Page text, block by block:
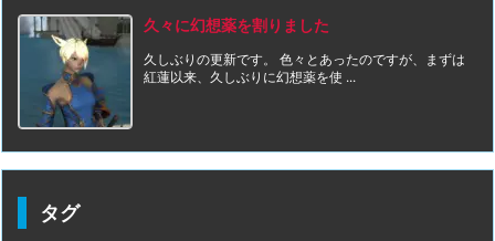
久々に幻想薬を割りました
久しぶりの更新です。 色々とあったのですが、まずは
紅蓮以来、久しぶりに幻想薬を使 ...
タグ